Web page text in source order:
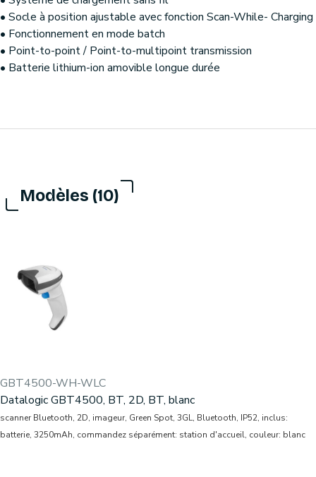
• Socle à position ajustable avec fonction Scan-While- Charging
• Fonctionnement en mode batch
• Point-to-point / Point-to-multipoint transmission
• Batterie lithium-ion amovible longue durée
Modèles (10)
GBT4500-WH-WLC
Datalogic GBT4500, BT, 2D, BT, blanc
scanner Bluetooth, 2D, imageur, Green Spot, 3GL, Bluetooth, IP52, inclus:
batterie, 3250mAh, commandez séparément: station d'accueil, couleur: blanc